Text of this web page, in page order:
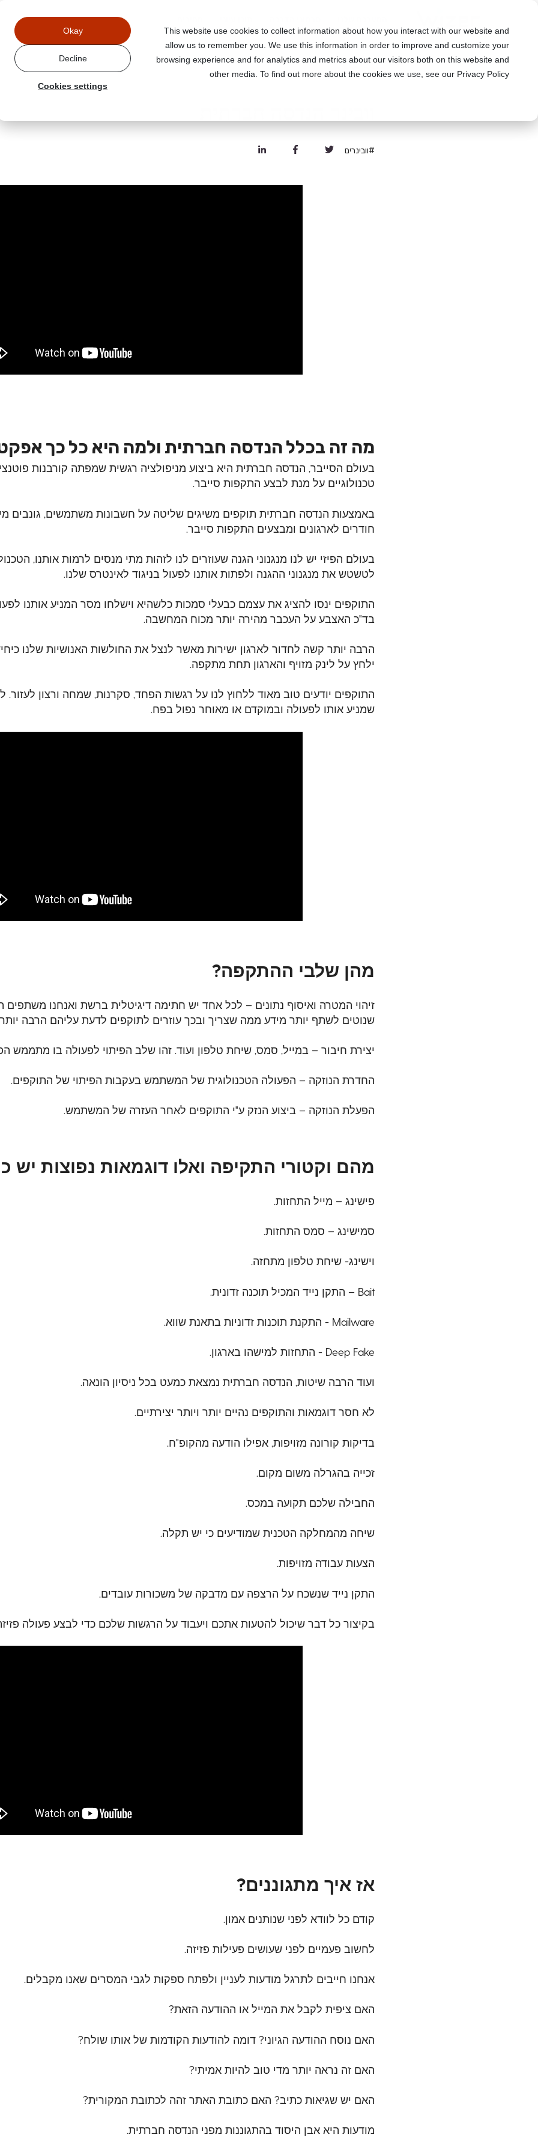
This website use cookies to collect information about how you interact with our website and
allow us to remember you. We use this information in order to improve and customize your
browsing experience and for analytics and metrics about our visitors both on this website and
other media. To find out more about the cookies we use, see our Privacy Policy
Cookies settings
Okay
Decline
חזרה לבלוג
#וובינרים
מה זה בכלל הנדסה חברתית ולמה היא כל כך
בעולם הסייבר, הנדסה חברתית היא ביצוע מניפולציה רגשית שמפתה קורבנות
טכנולוגיים על מנת לבצע התקפות סייבר.
באמצעות הנדסה חברתית תוקפים משיגים שליטה על חשבונות משתמשים, גונבים
חודרים לארגונים ומבצעים התקפות סייבר.
בעולם הפיזי יש לנו מנגנוני הגנה שעוזרים לנו לזהות מתי מנסים לרמות אותנו,
לטשטש את מנגנוני ההגנה ולפתות אותנו לפעול בניגוד לאינטרס שלנו.
התוקפים ינסו להציג את עצמם כבעלי סמכות כלשהיא וישלחו מסר המניע אותנו
בד"כ האצבע על העכבר מהירה יותר מכוח המחשבה.
הרבה יותר קשה לחדור לארגון ישירות מאשר לנצל את החולשות האנושיות שלנו
ילחץ על לינק מזויף והארגון תחת מתקפה.
התוקפים יודעים טוב מאוד ללחוץ לנו על רגשות הפחד, סקרנות, שמחה ורצון
שמניע אותו לפעולה ובמוקדם או מאוחר נפול בפח.
מהן שלבי ההתקפה?
זיהוי המטרה ואיסוף נתונים – לכל אחד יש חתימה דיגיטלית ברשת ואנחנו משתפים
שנוטים לשתף יותר מידע ממה שצריך ובכך עוזרים לתוקפים לדעת עליהם הרבה
יצירת חיבור – במייל, סמס, שיחת טלפון ועוד. זהו שלב הפיתוי לפעולה בו מתממש
החדרת הנוזקה – הפעולה הטכנולוגית של המשתמש בעקבות הפיתוי של התוקפים.
הפעלת הנוזקה – ביצוע הנזק ע"י התוקפים לאחר העזרה של המשתמש.
מהם וקטורי התקיפה ואלו דוגמאות נפוצות יש
פישינג – מייל התחזות.
סמישינג – סמס התחזות.
וישינג- שיחת טלפון מתחזה.
Bait – התקן נייד המכיל תוכנה זדונית.
Mailware - התקנת תוכנות זדוניות בתאנת שווא.
Deep Fake - התחזות למישהו בארגון.
ועוד הרבה שיטות, הנדסה חברתית נמצאת כמעט בכל ניסיון הונאה.
לא חסר דוגמאות והתוקפים נהיים יותר ויותר יצירתיים.
בדיקות קורונה מזויפות, אפילו הודעה מהקופ"ח.
זכייה בהגרלה משום מקום.
החבילה שלכם תקועה במכס.
שיחה מהמחלקה הטכנית שמודיעים כי יש תקלה.
הצעות עבודה מזויפות.
התקן נייד שנשכח על הרצפה עם מדבקה של משכורות עובדים.
בקיצור כל דבר שיכול להטעות אתכם ויעבוד על הרגשות שלכם כדי לבצע פעולה
אז איך מתגוננים?
קודם כל לוודא לפני שנותנים אמון.
לחשוב פעמיים לפני שעושים פעילות פזיזה.
אנחנו חייבים לתרגל מודעות לעניין ולפתח ספקות לגבי המסרים שאנו מקבלים.
האם ציפית לקבל את המייל או ההודעה הזאת?
האם נוסח ההודעה הגיוני? דומה להודעות הקודמות של אותו שולח?
האם זה נראה יותר מדי טוב להיות אמיתי?
האם יש שגיאות כתיב? האם כתובת האתר זהה לכתובת המקורית?
מודעות היא אבן היסוד בהתגוננות מפני הנדסה חברתית.